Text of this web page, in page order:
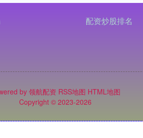
配资炒股排名
by领航配资 RSS地图 HTML地图
Copyright © 2023-2026